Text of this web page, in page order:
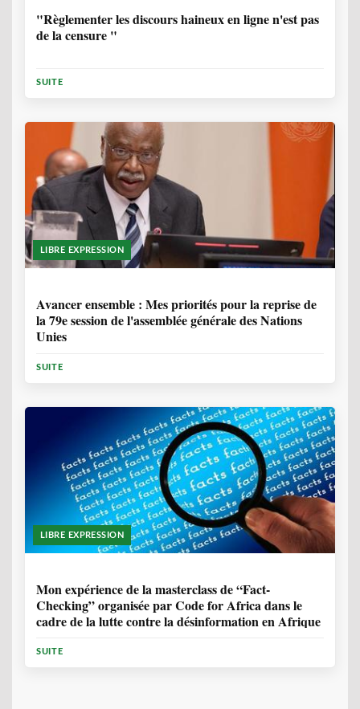
"Règlementer les discours haineux en ligne n'est pas
de la censure "
SUITE
LIBRE EXPRESSION
Avancer ensemble : Mes priorités pour la reprise de
la 79e session de l'assemblée générale des Nations
Unies
SUITE
LIBRE EXPRESSION
Mon expérience de la masterclass de “Fact-
Checking” organisée par Code for Africa dans le
cadre de la lutte contre la désinformation en Afrique
SUITE